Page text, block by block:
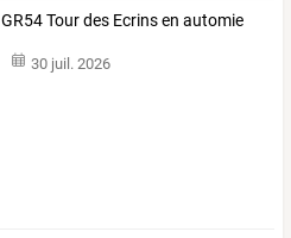
GR54 Tour des Ecrins en automie
30 juil. 2026